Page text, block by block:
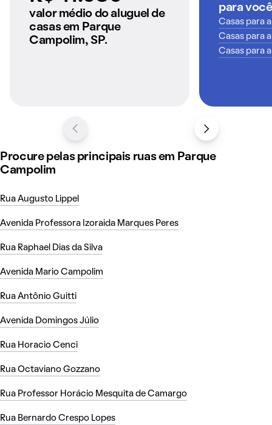
anunciados pelo
QuintoAndar
valor médio do aluguel de
casas em Parque
Campolim, SP.
para você
Casas para
Casas para
Casas para
Procure pelas principais ruas em Parque
Campolim
Rua Augusto Lippel
Avenida Professora Izoraida Marques Peres
Rua Raphael Dias da Silva
Avenida Mario Campolim
Rua Antônio Guitti
Avenida Domingos Júlio
Rua Horacio Cenci
Rua Octaviano Gozzano
Rua Professor Horácio Mesquita de Camargo
Rua Bernardo Crespo Lopes